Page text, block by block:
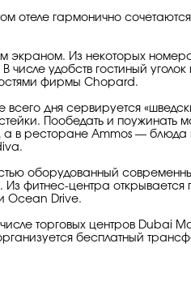
отеле гармонично
Из некоторых
удобств гостиный уголок
фирмы Chopard.
дня сервируется
Пообедать и поужинать
а в ресторане Ammos — блюда
оборудованный
фитнес-центра открывается
Ocean Drive.
торговых центров Dubai
бесплатный